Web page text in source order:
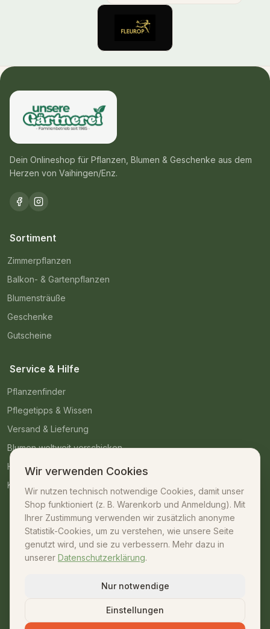
Dein Onlineshop für Pflanzen, Blumen & Geschenke aus dem
Herzen von Vaihingen/Enz.
Sortiment
Zimmerpflanzen
Balkon- & Gartenpflanzen
Blumensträuße
Geschenke
Gutscheine
Service & Hilfe
Pflanzenfinder
Pflegetipps & Wissen
Versand & Lieferung
Blumen weltweit verschicken
Häufige Fragen
Kontakt
Kontakt
07042 – 23009
shop@unsere-gaertnerei.de
Wir verwenden Cookies
Wir nutzen technisch notwendige Cookies, damit unser
Shop funktioniert (z. B. Warenkorb und Anmeldung). Mit
Ihrer Zustimmung verwenden wir zusätzlich anonyme
Statistik-Cookies, um zu verstehen, wie unsere Seite
genutzt wird, und sie zu verbessern. Mehr dazu in
unserer Datenschutzerklärung.
Nur notwendige
Einstellungen